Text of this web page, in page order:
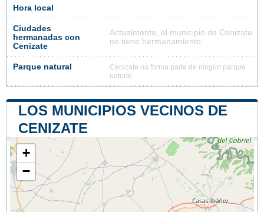
Hora local
Ciudades
hermanadas con
Cenizate
Actualmente, el municipio de Cenizate
no tiene hermanamiento
Parque natural
Cenizate no forma parte de ningún parque
natural
LOS MUNICIPIOS VECINOS DE
CENIZATE
+
−